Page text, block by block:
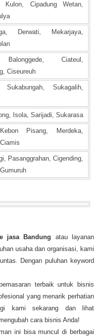
Kulon, Cipadung Wetan,
Derwati, Mekarjaya,
Ciateul,
Ciseureuh
Sukabungah, Sukagalih,
Isola, Sarijadi, Sukarasa
Pisang, Merdeka,
Pasanggrahan, Cigending,
jasa Bandung atau layanan
usaha dan organisasi, kami
Dengan puluhan keyword
terbaik untuk bisnis
yang menarik perhatian
kami sekarang dan lihat
cara bisnis Anda!
ini bisa muncul di berbagai